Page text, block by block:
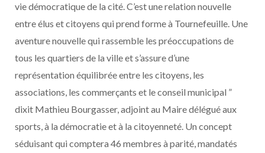
vie démocratique de la cité. C’est une relation nouvelle
entre élus et citoyens qui prend forme à Tournefeuille. Une
aventure nouvelle qui rassemble les préoccupations de
tous les quartiers de la ville et s’assure d’une
représentation équilibrée entre les citoyens, les
associations, les commerçants et le conseil municipal ”
dixit Mathieu Bourgasser, adjoint au Maire délégué aux
sports, à la démocratie et à la citoyenneté. Un concept
séduisant qui comptera 46 membres à parité, mandatés